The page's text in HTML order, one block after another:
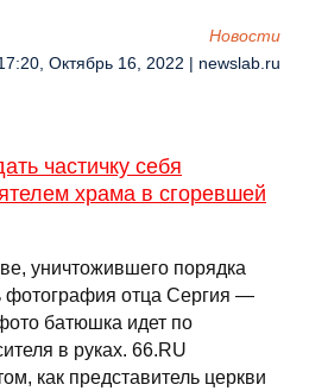
Новости
Октябрь 16, 2022 | newslab.ru
частичку себя
храма в сгоревшей
уничтожившего порядка
фотография отца Сергия —
батюшка идет по
в руках. 66.RU
как представитель церкви